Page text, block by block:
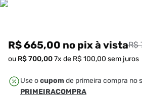
R$ 665,00 no pixà vistaR$
ou R$700,007x de R$ 100,00 sem juros
Use ocupom de primeira compra no
PRIMEIRACOMPRA